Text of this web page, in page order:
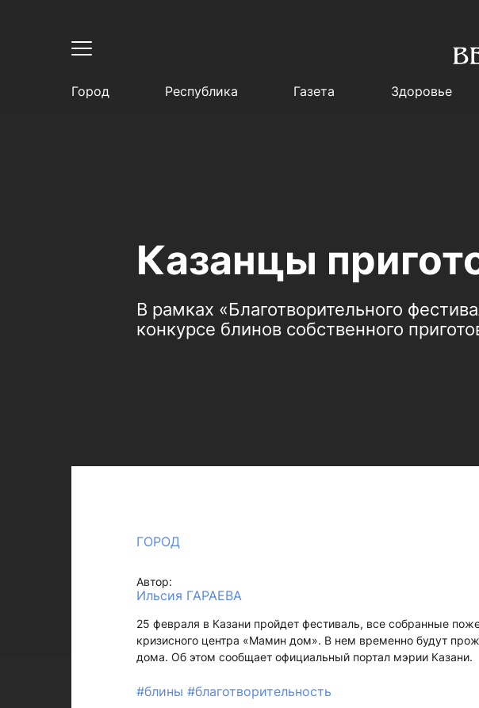
Город Республика Газета Здоровье
Казанцы
В рамках «Благотворительного
конкурсе блинов собственного
ГОРОД
Автор:
Ильсия ГАРАЕВА
25 февраля в Казани пройдет фестиваль, все собранные
кризисного центра «Мамин дом». В нем временно будут
дома. Об этом сообщает официальный портал мэрии Казани.
#блины #благотворительность